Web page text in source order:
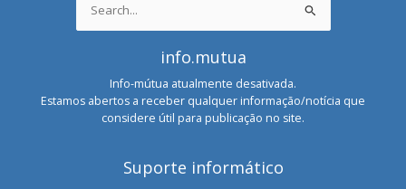
Search
for:
info.mutua
Info-mútua atualmente desativada.
Estamos abertos a receber qualquer informação/notícia que
considere útil para publicação no site.
Suporte informático